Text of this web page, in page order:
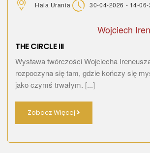
Hala Urania 30-04-2026 - 14-
Wojciech
THE CIRCLE III
Wystawa twórczości Wojciecha
rozpoczyna się tam, gdzie kończy się
jako czymś trwałym. [...]
Zobacz Więcej